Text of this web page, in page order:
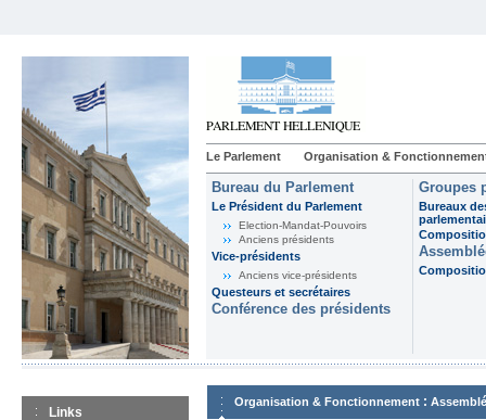
Le Parlement Organisation &
Bureau du Parlement
Le Président du Parlement
Election-Mandat-Pouvoirs
Anciens présidents
Vice-présidents
Anciens vice-présidents
Questeurs et secrétaires
Conférence des présidents
Groupes
Bureaux
Links
Organisation & Fonctionnement :